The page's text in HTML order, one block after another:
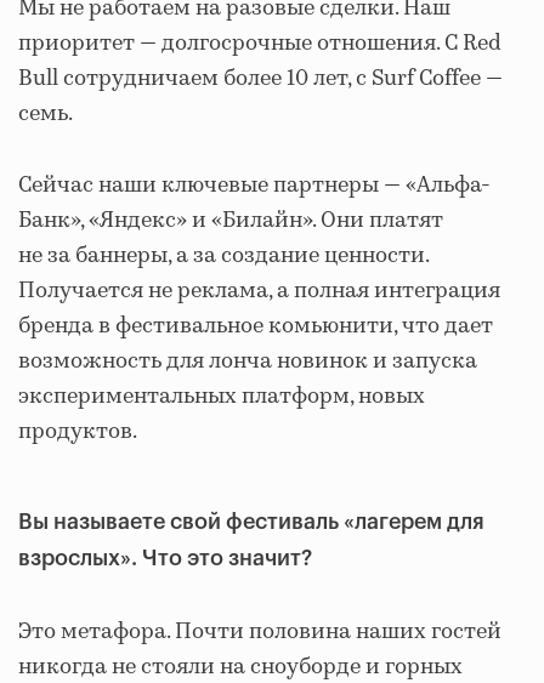
Мы не работаем на разовые сделки. Наш
приоритет — долгосрочные отношения. С Red
Bull сотрудничаем более 10 лет, с Surf Coffee —
семь.
Сейчас наши ключевые партнеры — «Альфа-
Банк», «Яндекс» и «Билайн». Они платят
не за баннеры, а за создание ценности.
Получается не реклама, а полная интеграция
бренда в фестивальное комьюнити, что дает
возможность для лонча новинок и запуска
экспериментальных платформ, новых
продуктов.
Вы называете свой фестиваль «лагерем для
взрослых». Что это значит?
Это метафора. Почти половина наших гостей
никогда не стояли на сноуборде и горных